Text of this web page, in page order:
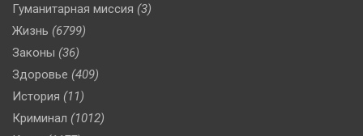
Гуманитарная миссия (3)
Жизнь (6799)
Законы (36)
Здоровье (409)
История (11)
Криминал (1012)